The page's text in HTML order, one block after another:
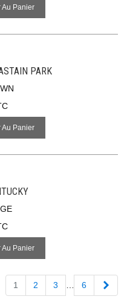
Au Panier
PARK
Au Panier
Au Panier
1 2 3 6